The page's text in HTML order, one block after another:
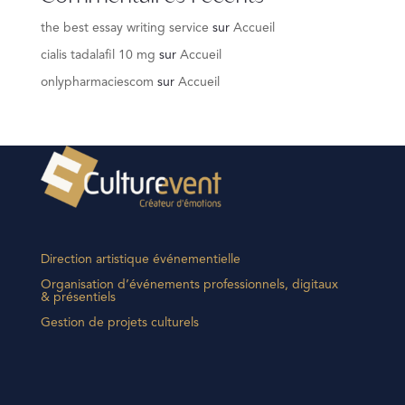
the best essay writing service sur Accueil
cialis tadalafil 10 mg sur Accueil
onlypharmaciescom sur Accueil
Direction artistique événementielle
Organisation d’événements professionnels, digitaux
& présentiels
Gestion de projets culturels